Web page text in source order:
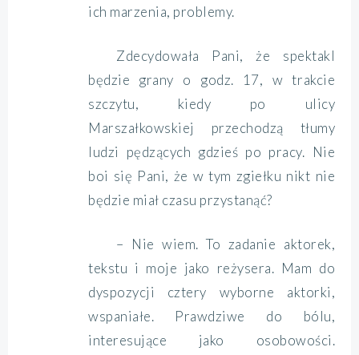
ich marzenia, problemy.
Zdecydowała Pani, że spektakl
będzie grany o godz. 17, w trakcie
szczytu, kiedy po ulicy
Marszałkowskiej przechodzą tłumy
ludzi pędzących gdzieś po pracy. Nie
boi się Pani, że w tym zgiełku nikt nie
będzie miał czasu przystanąć?
– Nie wiem. To zadanie aktorek,
tekstu i moje jako reżysera. Mam do
dyspozycji cztery wyborne aktorki,
wspaniałe. Prawdziwe do bólu,
interesujące jako osobowości.